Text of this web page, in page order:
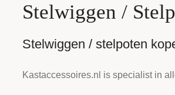
Stelwiggen /
Stelwiggen / stelpoten
Kastaccessoires.nl is specialist in